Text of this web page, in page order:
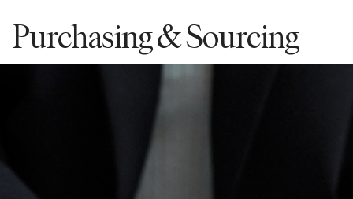
Purchasing & Sourcing